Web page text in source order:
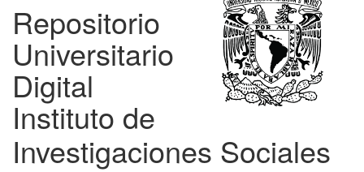
Repositorio
Universitario
Digital
Instituto de
Investigaciones Sociales